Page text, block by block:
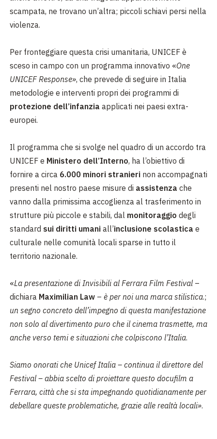
scampata, ne trovano un’altra; piccoli schiavi persi nella
violenza.
Per fronteggiare questa crisi umanitaria, UNICEF è
sceso in campo con un programma innovativo «One
UNICEF Response», che prevede di seguire in Italia
metodologie e interventi propri dei programmi di
protezione dell’infanzia applicati nei paesi extra-
europei.
Il programma che si svolge nel quadro di un accordo tra
UNICEF e Ministero dell’Interno, ha l’obiettivo di
fornire a circa 6.000 minori stranieri non accompagnati
presenti nel nostro paese misure di assistenza che
vanno dalla primissima accoglienza al trasferimento in
strutture più piccole e stabili, dal monitoraggio degli
standard sui diritti umani all’inclusione scolastica e
culturale nelle comunità locali sparse in tutto il
territorio nazionale.
«La presentazione di Invisibili al Ferrara Film Festival –
dichiara Maximilian Law – è per noi una marca stilistica.;
un segno concreto dell’impegno di questa manifestazione
non solo al divertimento puro che il cinema trasmette, ma
anche verso temi e situazioni che colpiscono l’Italia.
Siamo onorati che Unicef Italia – continua il direttore del
Festival – abbia scelto di proiettare questo docufilm a
Ferrara, città che si sta impegnando quotidianamente per
debellare queste problematiche, grazie alle realtà locali».